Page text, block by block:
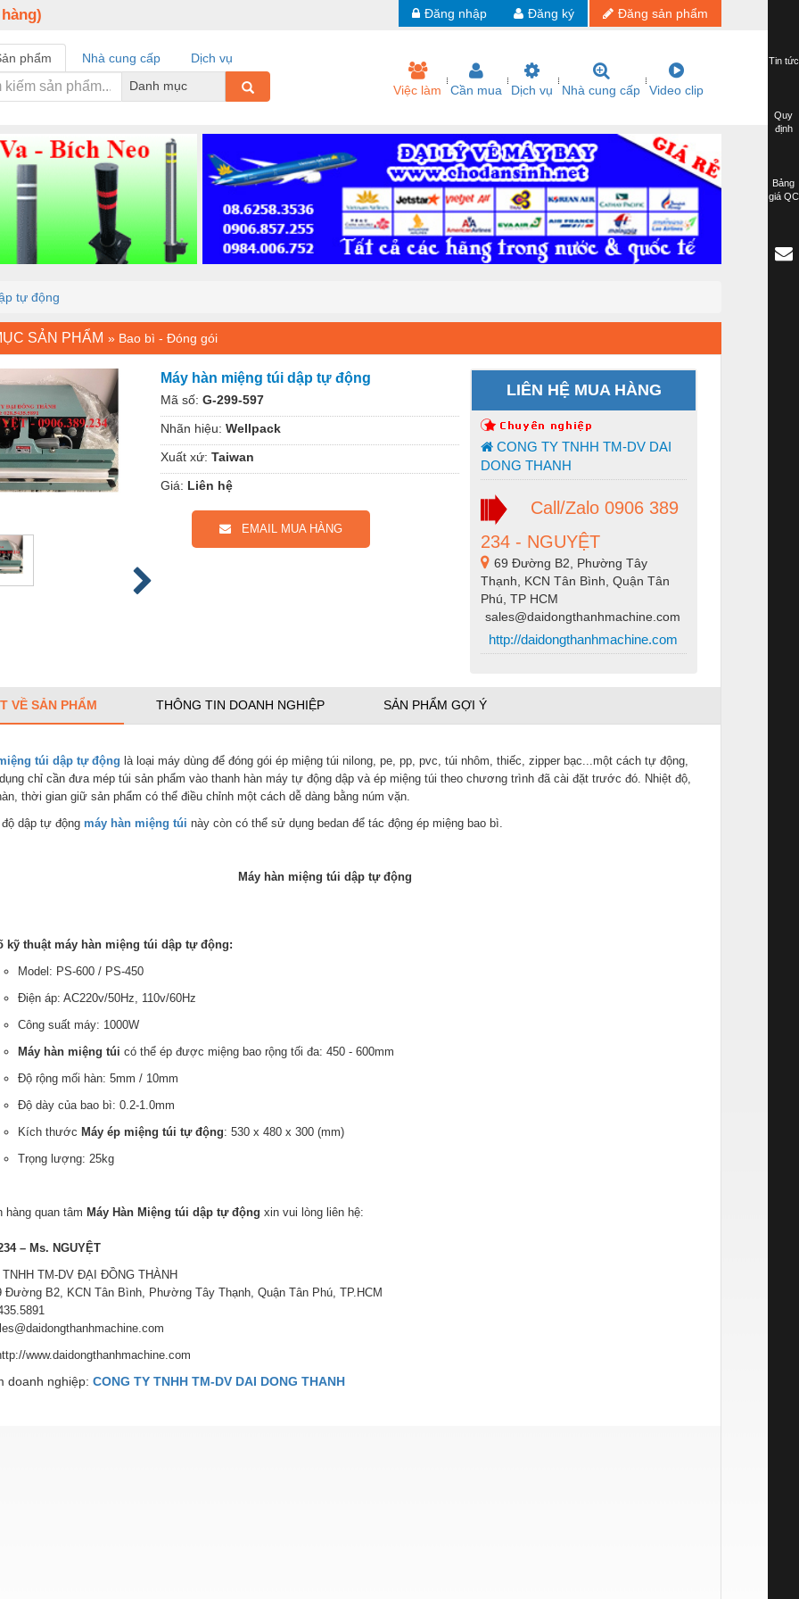
Đăng sản phẩm
Đăng ký
Đăng nhập
phẩm Nhà cung cấp
Dịch vụ
Danh mục
Việc làm Cần mua Dịch vụ Nhà cung cấp Video clip
tự động
SẢN PHẨM » Bao bì - Đóng gói
Máy hàn miệng túi dập tự động
Mã số: G-299-597
Nhãn hiệu: Wellpack
Xuất xứ: Taiwan
Giá: Liên hệ
EMAIL MUA HÀNG
LIÊN HỆ MUA HÀNG
CONG TY TNHH TM-DV DAI
DONG THANH
Call/Zalo 0906 389
234 - NGUYỆT
69 Đường B2, Phường Tây
Thạnh, KCN Tân Bình, Quận Tân
Phú, TP HCM
sales@daidongthanhmachine.com
http://daidongthanhmachine.com
VỀ SẢN PHẨM THÔNG TIN DOANH NGHIỆP SẢN PHẨM GỢI Ý
túi dập tự động là loại máy dùng để đóng gói ép miệng túi nilong, pe, pp, pvc, túi nhôm, thiếc, zipper bạc...một cách tự động,
chỉ cần đưa mép túi sản phẩm vào thanh hàn máy tự động dập và ép miệng túi theo chương trình đã cài đặt trước đó. Nhiệt độ,
thời gian giữ sản phẩm có thể điều chỉnh một cách dễ dàng bằng núm vặn.
độ dập tự động máy hàn miệng túi này còn có thể sử dụng bedan để tác động ép miệng bao bì.
Máy hàn miệng túi dập tự động
kỹ thuật máy hàn miệng túi dập tự động:
Model: PS-600 / PS-450
Điện áp: AC220v/50Hz, 110v/60Hz
Công suất máy: 1000W
Máy hàn miệng túi có thể ép được miệng bao rộng tối đa: 450 - 600mm
Độ rộng mối hàn: 5mm / 10mm
Độ dày của bao bì: 0.2-1.0mm
Kích thước Máy ép miệng túi tự động: 530 x 480 x 300 (mm)
Trọng lượng: 25kg
hàng quan tâm Máy Hàn Miệng túi dập tự động xin vui lòng liên hệ:
– Ms. NGUYỆT
TM-DV ĐẠI ĐỒNG THÀNH
Đường B2, KCN Tân Bình, Phường Tây Thạnh, Quận Tân Phú, TP.HCM
www.daidongthanhmachine.com
doanh nghiệp: CONG TY TNHH TM-DV DAI DONG THANH
Tin tức
Quy
định
Bảng
giá QC